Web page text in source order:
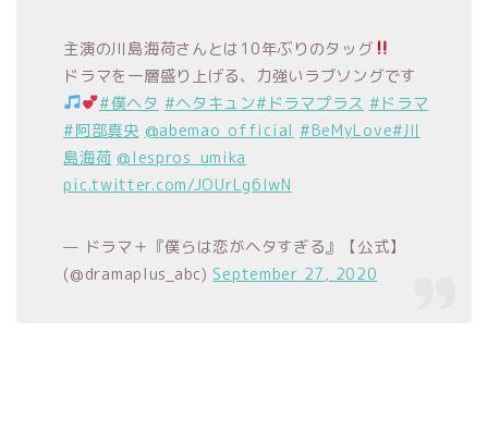
主演の川島海荷さんとは10年ぶりのタッグ
ドラマを一層盛り上げる、力強いラブソングです
#僕ヘタ #ヘタキュン#ドラマプラス #ドラマ
#阿部真央 @abemao_official #BeMyLove#川
島海荷 @lespros_umika
pic.twitter.com/JOUrLg6IwN
— ドラマ＋『僕らは恋がヘタすぎる』【公式】
(@dramaplus_abc) September 27, 2020